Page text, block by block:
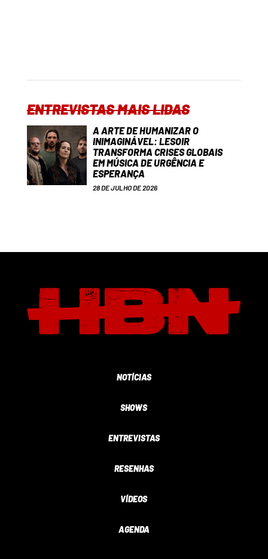
ENTREVISTAS MAIS LIDAS
A ARTE DE HUMANIZAR O
INIMAGINÁVEL: LESOIR
TRANSFORMA CRISES GLOBAIS
EM MÚSICA DE URGÊNCIA E
ESPERANÇA
28 DE JULHO DE 2026
NOTÍCIAS
SHOWS
ENTREVISTAS
RESENHAS
VÍDEOS
AGENDA